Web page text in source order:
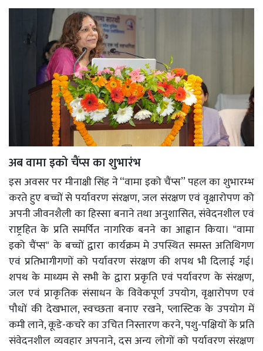
अब वामा इको चैंप्स का शुभारंभ
इस अवसर पर मीनाक्षी सिंह ने “वामा इको चैंप्स” पहल का शुभारम्भ
करते हुए बच्चों से पर्यावरण संरक्षण, जल संरक्षण एवं वृक्षारोपण को
अपनी जीवनशैली का हिस्सा बनाने तथा अनुशासित, संवेदनशील एवं
राष्ट्रहित के प्रति समर्पित नागरिक बनने का आह्वान किया। "वामा
इको चैंप्स" के बच्चों द्वारा कार्यक्रम मे उपस्थित समस्त अतिथिगण
एवं प्रतिभागीगणों को पर्यावरण संरक्षण की शपथ भी दिलाई गई।
शपथ के माध्यम से सभी के द्वारा प्रकृति एवं पर्यावरण के संरक्षण,
जल एवं प्राकृतिक संसाधन के विवेकपूर्ण उपयोग, वृक्षारोपण एवं
पौधों की देखभाल, स्वच्छता बनाए रखने, प्लास्टिक के उपयोग में
कमी लाने, कूडे-कचरे का उचित निस्तारण करने, पशु-पक्षियों के प्रति
संवेदनशील व्यवहार अपनाने, दस अन्य लोगों को पर्यावरण संरक्षण